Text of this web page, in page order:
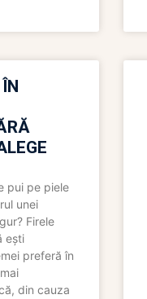
pui pe piele
unei
Firele
ești
preferă în
din cauza